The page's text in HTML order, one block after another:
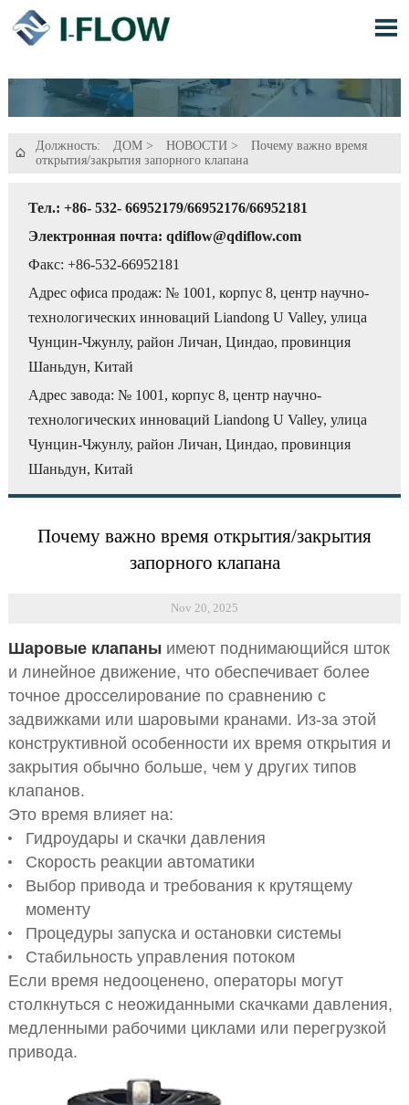


Должность: ДОМ> НОВОСТИ>
Почему важно время
открытия/закрытия запорного клапана
Тел.: +86- 532- 66952179/66952176/66952181
Электронная почта: qdiflow@qdiflow.com
Факс: +86-532-66952181
Адрес офиса продаж: № 1001, корпус 8, центр научно-
технологических инноваций Liandong U Valley, улица
Чунцин-Чжунлу, район Личан, Циндао, провинция
Шаньдун, Китай
Адрес завода: № 1001, корпус 8, центр научно-
технологических инноваций Liandong U Valley, улица
Чунцин-Чжунлу, район Личан, Циндао, провинция
Шаньдун, Китай
Почему важно время открытия/закрытия
запорного клапана
Nov 20, 2025
Шаровые клапаны имеют поднимающийся шток
и линейное движение, что обеспечивает более
точное дросселирование по сравнению с
задвижками или шаровыми кранами. Из-за этой
конструктивной особенности их время открытия и
закрытия обычно больше, чем у других типов
клапанов.
Это время влияет на:
Гидроудары и скачки давления
Скорость реакции автоматики
Выбор привода и требования к крутящему
моменту
Процедуры запуска и остановки системы
Стабильность управления потоком
Если время недооценено, операторы могут
столкнуться с неожиданными скачками давления,
медленными рабочими циклами или перегрузкой
привода.